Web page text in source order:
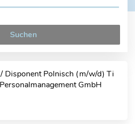
Suchen
Disponent Polnisch (m/w/d) Ti
GmbH